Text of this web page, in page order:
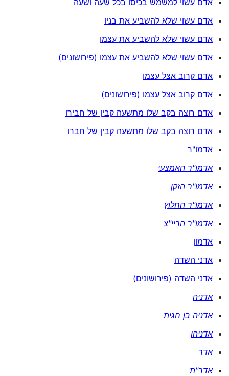
אדם עשוי שלא להשביע את בניו
אדם עשוי שלא להשביע את עצמו
אדם עשוי שלא להשביע את עצמו (פירושונים)
אדם קרוב אצל עצמו
אדם קרוב אצל עצמו (פירושונים)
אדם רוצה בקב שלו מתשעה קבין של חבירו
אדם רוצה בקב שלו מתשעה קבין של חברו
אדמו"ר
אדמו"ר האמצעי
אדמו"ר הזקן
אדמו"ר החלוץ
אדמו"ר הריי"צ
אדמון
אדני השדה
אדני השדה (פירושונים)
אדניה
אדניה בן חגית
אדניהו
אדר
אדר"ת